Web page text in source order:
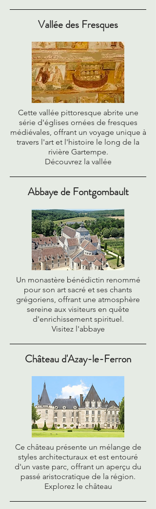
Vallée des Fresques
Cette vallée pittoresque abrite une
série d'églises ornées de fresques
médiévales, offrant un voyage unique à
travers l'art et l'histoire le long de la
rivière Gartempe.
Découvrez la vallée
Abbaye de Fontgombault
Un monastère bénédictin renommé
pour son art sacré et ses chants
grégoriens, offrant une atmosphère
sereine aux visiteurs en quête
d'enrichissement spirituel.
Visitez l'abbaye
Château d'Azay-le-Ferron
Ce château présente un mélange de
styles architecturaux et est entouré
d'un vaste parc, offrant un aperçu du
passé aristocratique de la région.
Explorez le château